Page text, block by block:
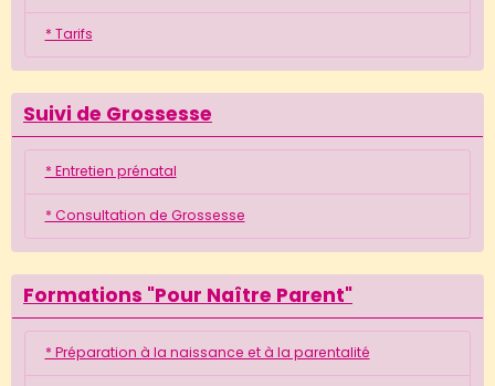
* Tarifs
Suivi de Grossesse
* Entretien prénatal
* Consultation de Grossesse
Formations "Pour Naître Parent"
* Préparation à la naissance et à la parentalité